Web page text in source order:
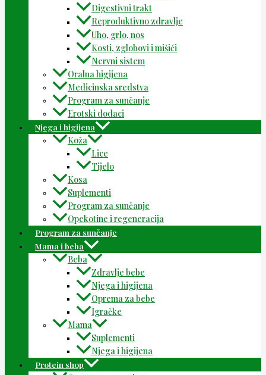
Digestivni trakt
Reproduktivno zdravlje
Uho, grlo, nos
Kosti, zglobovi i mišići
Nervni sistem
Oralna higijena
Medicinska sredstva
Program za sunčanje
Erotski dodaci
Njega i higijena
Koža
Lice
Tijelo
Kosa
Suplementi
Program za sunčanje
Opekotine i regeneracija
Program za sunčanje
Mama i beba
Beba
Zdravlje bebe
Njega i higijena
Oprema za bebe
Igračke
Mama
Suplementi
Njega i higijena
Protein shop